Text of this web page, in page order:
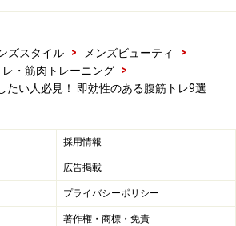
About
をタッチ。わき腹の筋肉を効果的に
と高度ですが、左右で10回が目標。
ズスタイル > メンズビューティ
>
レ・筋肉トレーニング
>
たい人必見！ 即効性のある腹筋トレ9選
採用情報
広告掲載
プライバシーポリシー
著作権・商標・免責